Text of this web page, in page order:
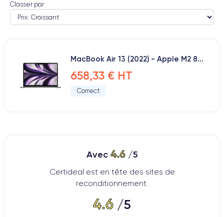
Classer par
MacBook Air 13 (2022) - Apple M2 8...
658,33 € HT
Correct
Avec 4.6/5
Certideal est en tête des sites de
reconditionnement.
4.6 /5